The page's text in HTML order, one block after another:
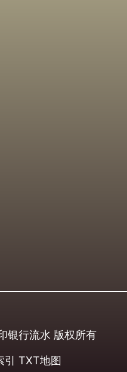
银行流水 版权所有
TXT地图